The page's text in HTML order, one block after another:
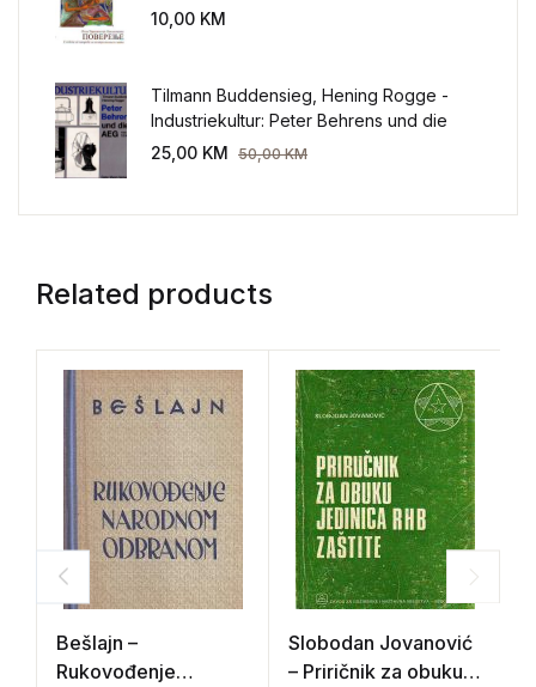
sveta
10,00 KM
Tilmann Buddensieg, Hening Rogge -
Industriekultur: Peter Behrens und die
AEG 1907-1914.
25,00 KM 50,00KM
Related products
Bešlajn –
Rukovođenje
Slobodan Jovanović
– Priričnik za obuku